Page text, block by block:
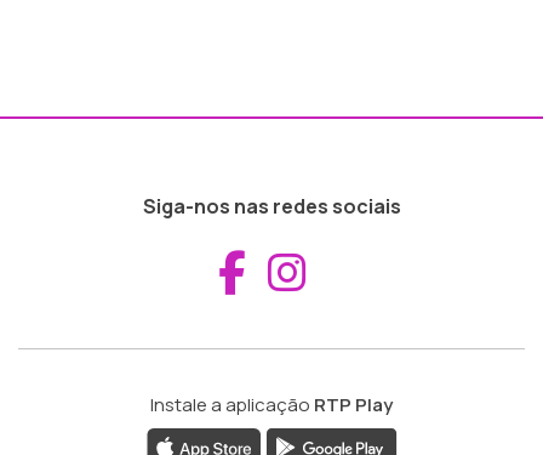
Siga-nos nas redes sociais
Aceder ao
Instale a aplicação RTP Play